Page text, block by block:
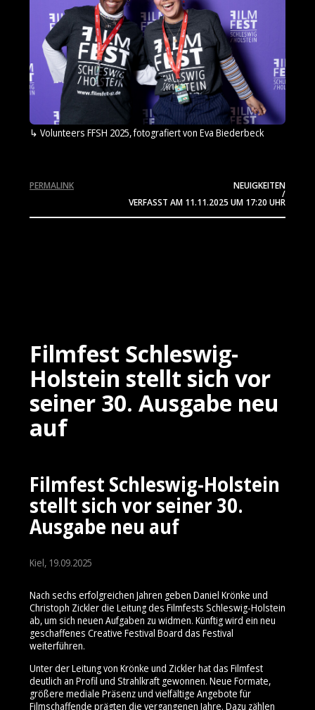
Volunteers FFSH 2025, fotografiert von Eva Biederbeck
NEUIGKEITEN
/
VERFASST AM 11.11.2025 UM 17:20 UHR
PERMALINK
Filmfest Schleswig-
Holstein stellt sich vor
seiner 30. Ausgabe neu
auf
Filmfest Schleswig-Holstein
stellt sich vor seiner 30.
Ausgabe neu auf
Kiel, 19.09.2025
Nach sechs erfolgreichen Jahren geben Daniel Krönke und
Christoph Zickler die Leitung des Filmfests Schleswig-Holstein
ab, um sich neuen Aufgaben zu widmen. Künftig wird ein neu
geschaffenes Creative Festival Board das Festival
weiterführen.
Unter der Leitung von Krönke und Zickler hat das Filmfest
deutlich an Profil und Strahlkraft gewonnen. Neue Formate,
größere mediale Präsenz und vielfältige Angebote für
Filmschaffende prägten die vergangenen Jahre. Dazu zählen